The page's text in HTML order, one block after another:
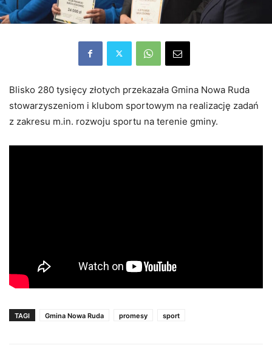
Blisko 280 tysięcy złotych przekazała Gmina Nowa Ruda
stowarzyszeniom i klubom sportowym na realizację zadań
z zakresu m.in. rozwoju sportu na terenie gminy.
TAGI Gmina Nowa Ruda promesy sport